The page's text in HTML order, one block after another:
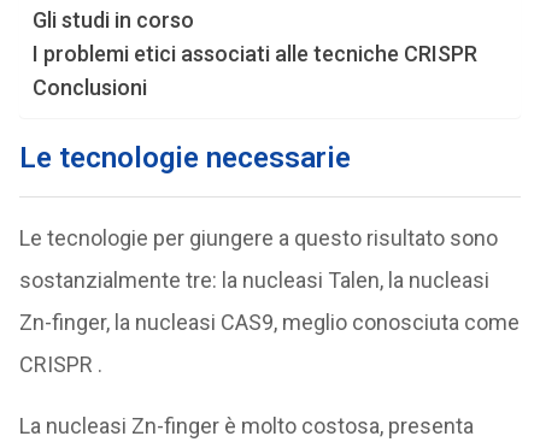
Gli studi in corso
I problemi etici associati alle tecniche CRISPR
Conclusioni
Le tecnologie necessarie
Le tecnologie per giungere a questo risultato sono
sostanzialmente tre: la nucleasi Talen, la nucleasi
Zn-finger, la nucleasi CAS9, meglio conosciuta come
CRISPR .
La nucleasi Zn-finger è molto costosa, presenta